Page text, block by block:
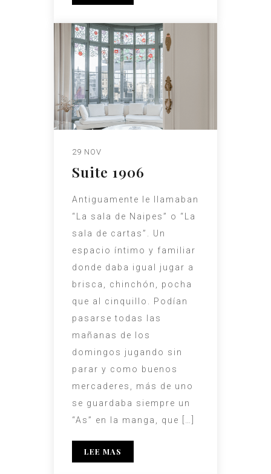
29 NOV
Suite 1906
Antiguamente le llamaban
“La sala de Naipes” o “La
sala de cartas”. Un
espacio íntimo y familiar
donde daba igual jugar a
brisca, chinchón, pocha
que al cinquillo. Podían
pasarse todas las
mañanas de los
domingos jugando sin
parar y como buenos
mercaderes, más de uno
se guardaba siempre un
“As” en la manga, que […]
LEE MAS